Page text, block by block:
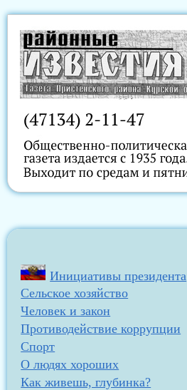
Инициативы президента
Сельское хозяйство
Человек и закон
Противодействие коррупции
Спорт
О людях хороших
Как живешь, глубинка?